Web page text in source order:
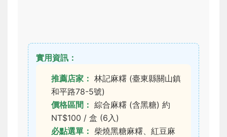
實用資訊：
推薦店家： 林記麻糬 (臺東縣關山鎮
和平路78-5號)
價格區間： 綜合麻糬 (含黑糖) 約
NT$100 / 盒 (6入)
必點選單： 柴燒黑糖麻糬、紅豆麻